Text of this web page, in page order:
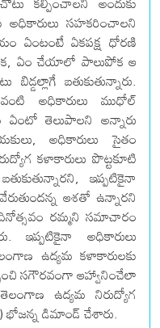
సహకరించాలని
ఏంటంటే ఏకపక్ష ధోరణి
ఏం చేయాలో పాలుపోక ఆ
బతుకుతున్నారు.
అధికారులు ముధోల్
ఏంటో తెలుపాలని అన్నారు
అధికారులు సైతం
కళాకారులు పొట్టకూటి
ఇప్పటికైనా
ఆశతో ఉన్నారని
దినోత్సవం రమ్మని సమాచారం
ఇప్పటికైనా అధికారులు
ఉద్యమ కళాకారులకు
సగౌరవంగా ఆహ్వానించేలా
ఉద్యమ నిరుద్యోగ
భోజన్న డిమాండ్ చేశారు.